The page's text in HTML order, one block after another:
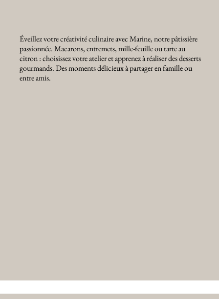
Éveillez votre créativité culinaire avec Marine, notre pâtissière
passionnée. Macarons, entremets, mille-feuille ou tarte au
citron : choisissez votre atelier et apprenez à réaliser des desserts
gourmands. Des moments délicieux à partager en famille ou
entre amis.